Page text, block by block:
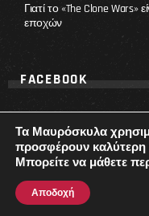
Γιατί το «The Clone Wars»
εποχών
FACEBOOK
©
ΕΠΙΚΟΙΝΩΝΙΑ
Τα Μαυρόσκυλα
προσφέρουν καλύτερη
Μπορείτε να μάθετε
Αποδοχή